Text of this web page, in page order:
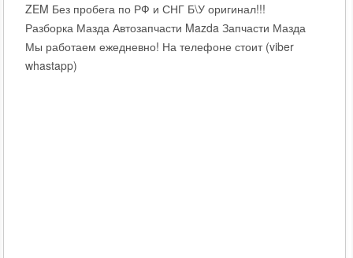
ZEM Без пробега по РФ и СНГ Б\У оригинал!!!
Разборка Мазда Автозапчасти Mazda Запчасти Мазда
Мы работаем ежедневно! На телефоне стоит (viber
whastapp)